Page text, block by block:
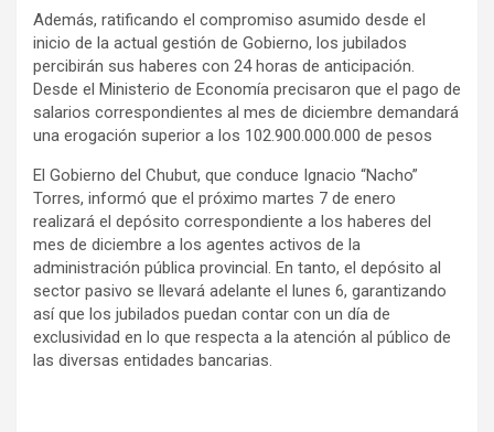
Además, ratificando el compromiso asumido desde el
inicio de la actual gestión de Gobierno, los jubilados
percibirán sus haberes con 24 horas de anticipación.
Desde el Ministerio de Economía precisaron que el pago de
salarios correspondientes al mes de diciembre demandará
una erogación superior a los 102.900.000.000 de pesos
El Gobierno del Chubut, que conduce Ignacio “Nacho”
Torres, informó que el próximo martes 7 de enero
realizará el depósito correspondiente a los haberes del
mes de diciembre a los agentes activos de la
administración pública provincial. En tanto, el depósito al
sector pasivo se llevará adelante el lunes 6, garantizando
así que los jubilados puedan contar con un día de
exclusividad en lo que respecta a la atención al público de
las diversas entidades bancarias.